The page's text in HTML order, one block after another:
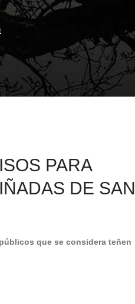
PARA
DE SAN
que se considera teñen